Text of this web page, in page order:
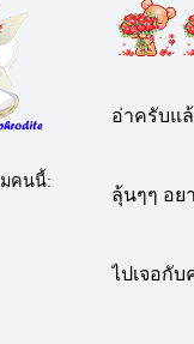
คนนี้:
อ่าครับแ
ลุ้นๆๆ อย
ไปเจอกั